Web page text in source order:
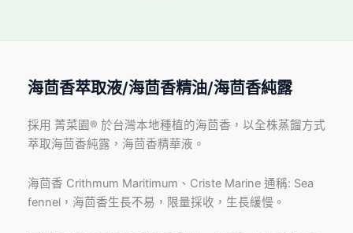
海茴香萃取液/海茴香精油/海茴香純露
採用 菁菜園® 於台灣本地種植的海茴香，以全株蒸餾方式
萃取海茴香純露，海茴香精華液。
海茴香 Crithmum Maritimum、Criste Marine 通稱: Sea
fennel，海茴香生長不易，限量採收，生長緩慢。